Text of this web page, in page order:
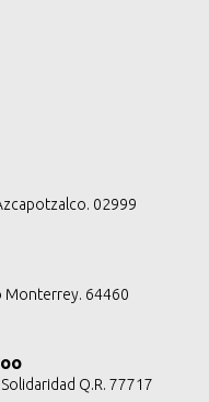
02999
Monterrey. 64460
Q.R. 77717